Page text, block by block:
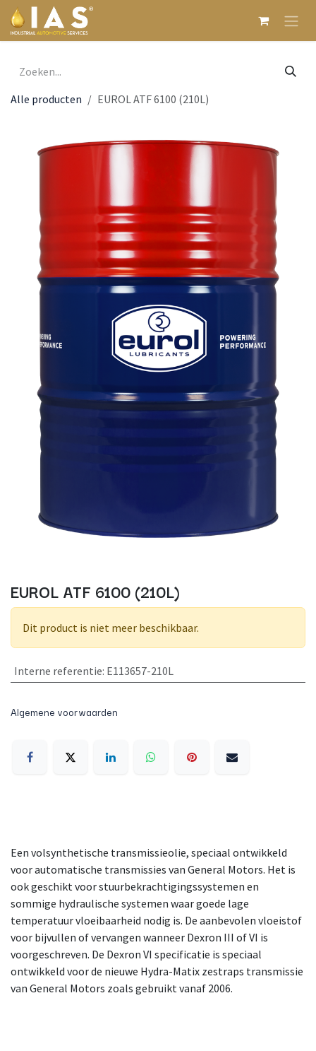
Overslaan naar inhoud
Alle producten EUROL ATF 6100 (210L)
EUROL ATF 6100 (210L)
Dit product is niet meer beschikbaar.
Interne referentie: E113657-210L
Algemene voorwaarden
Een volsynthetische transmissieolie, speciaal ontwikkeld
voor automatische transmissies van General Motors. Het is
ook geschikt voor stuurbekrachtigingssystemen en
sommige hydraulische systemen waar goede lage
temperatuur vloeibaarheid nodig is. De aanbevolen vloeistof
voor bijvullen of vervangen wanneer Dexron III of VI is
voorgeschreven. De Dexron VI specificatie is speciaal
ontwikkeld voor de nieuwe Hydra-Matix zestraps transmissie
van General Motors zoals gebruikt vanaf 2006.